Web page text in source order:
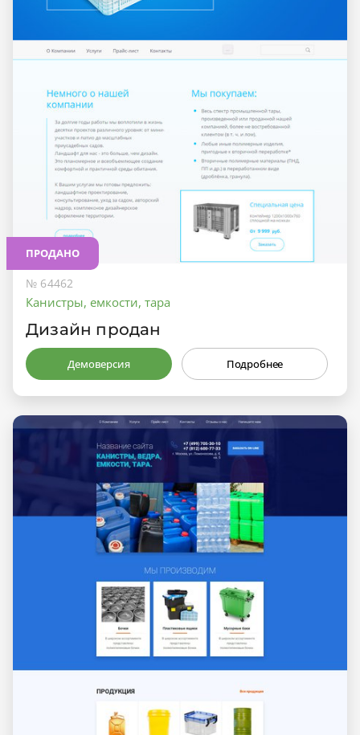
ПРОДАНО
№ 64462
Канистры, емкости, тара
Дизайн продан
Демоверсия Подробнее